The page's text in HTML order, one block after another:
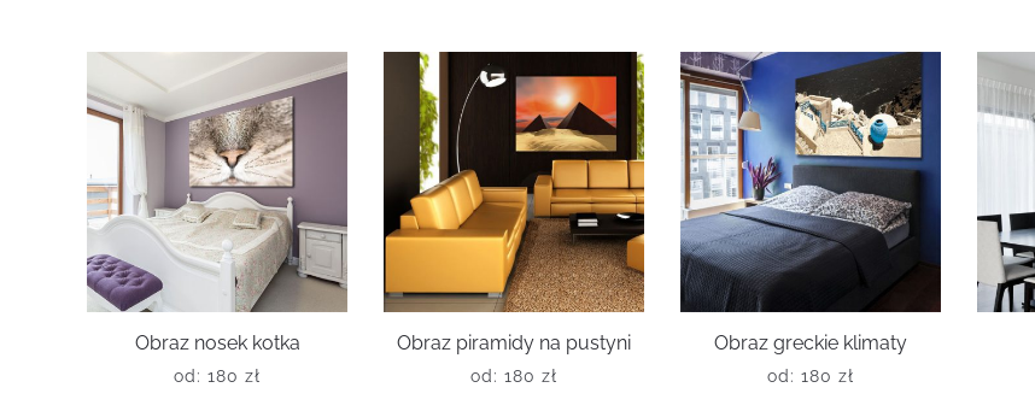
Obraz nosek kotka
od: 180 zł
Obraz piramidy na pustyni
od: 180 zł
Obraz greckie klimaty
od: 180 zł